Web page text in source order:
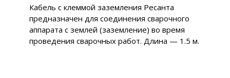
Кабель с клеммой заземления Ресанта
предназначен для соединения сварочного
аппарата с землей (заземление) во время
проведения сварочных работ. Длина — 1.5 м.